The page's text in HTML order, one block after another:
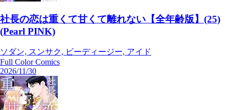
社長の恋は重くて甘くて離れない【全年齢版】(25)
(Pearl PINK)
ソダン, スンサク, ビーディージー, アイド
Full Color Comics
2026/11/30